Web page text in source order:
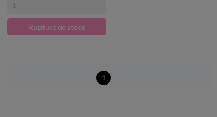
Rupture de stock
1